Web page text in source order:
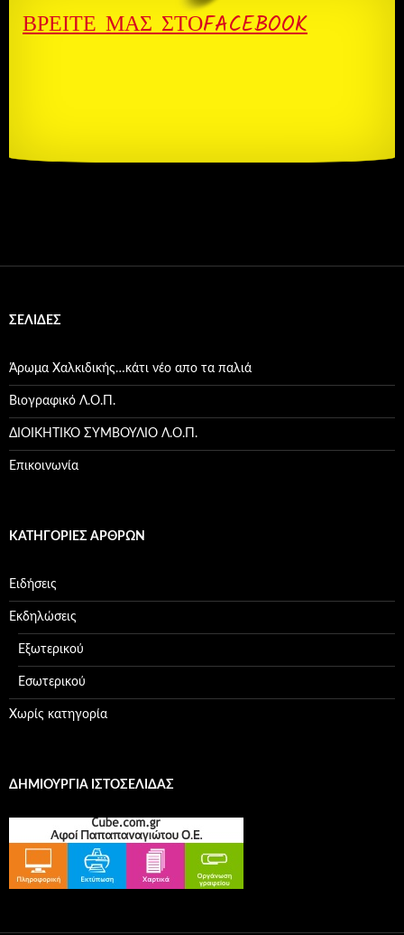
ΒΡΕΊΤΕ ΜΑΣ ΣΤΌFACEBOOK
ΣΕΛΊΔΕΣ
Άρωμα Χαλκιδικής…κάτι νέο απο τα παλιά
Βιογραφικό Λ.Ο.Π.
ΔΙΟΙΚΗΤΙΚΟ ΣΥΜΒΟΥΛΙΟ Λ.Ο.Π.
Επικοινωνία
ΚΑΤΗΓΟΡΊΕΣ ΆΡΘΡΩΝ
Ειδήσεις
Εκδηλώσεις
Εξωτερικού
Εσωτερικού
Χωρίς κατηγορία
ΔΗΜΙΟΥΡΓΊΑ ΙΣΤΟΣΕΛΊΔΑΣ